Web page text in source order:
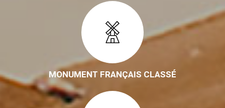
MONUMENT FRANÇAIS CLASSÉ